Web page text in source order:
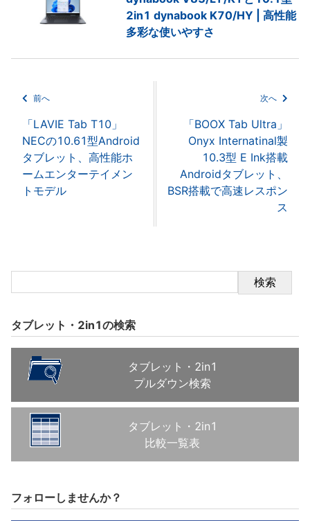
2in1 dynabook K70/HY | 高性能
多彩な使いやすさ
前へ
「LAVIE Tab T10」
NECの10.61型Android
タブレット、高性能ホ
ームエンターテイメン
トモデル
次へ
「BOOX Tab Ultra」
Onyx Internatinal製
10.3型 E Ink搭載
Androidタブレット、
BSR搭載で高速レスポン
ス
検索
タブレット・2in1の検索
タブレット・2in1
プルダウン検索
タブレット・2in1
比較一覧表
フォローしませんか？